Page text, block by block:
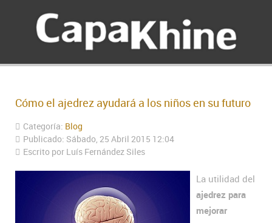
Cómo el ajedrez ayudará a los niños en su futuro
Categoría: Blog
Publicado: Sábado, 25 Abril 2015 12:04
Escrito por Luís Fernández Siles
La utilidad del
ajedrez para
mejorar